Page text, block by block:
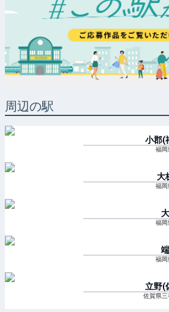
周辺の駅
小郡(
福岡
大
福岡
福岡
福岡
立野(
佐賀県